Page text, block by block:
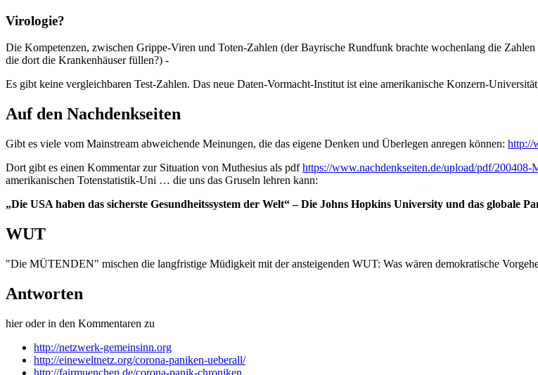
Virologie?
Die Kompetenzen, zwischen Grippe-Viren und Toten-Zahlen (der Bayrische Rundfunk brachte wochenlang die
die dort die Krankenhäuser füllen?) -
Es gibt keine vergleichbaren Test-Zahlen. Das neue Daten-Vormacht-Institut ist eine amerikanische Konzern-
Auf den Nachdenkseiten
Gibt es viele vom Mainstream abweichende Meinungen, die das eigene Denken und Überlegen anregen können: http://
Dort gibt es einen Kommentar zur Situation von Muthesius als pdfhttps://www.nachdenkseiten.de/upload/pdf/
amerikanischen Totenstatistik-Uni … die uns das Gruseln lehren kann:
„Die USA haben das sicherste Gesundheitssystem der Welt“ – Die Johns Hopkins University und das globale
WUT
"Die MÜTENDEN" mischen die langfristige Müdigkeit mit der ansteigenden WUT: Was wären demokratische
Antworten
hier oder in den Kommentaren zu
http://netzwerk-gemeinsinn.org
http://eineweltnetz.org/corona-paniken-ueberall/
http://fairmuenchen.de/corona-panik-chroniken